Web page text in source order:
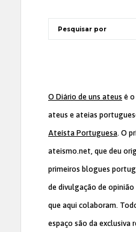
O Diário de uns ateus é
ateus e ateias
Ateísta Portuguesa. O
ateismo.net, que deu
primeiros blogues
de divulgação de
que aqui colaboram.
espaço são da exclusiva